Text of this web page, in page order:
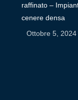
raffinato –
cenere densa
Ottobre 5, 2024